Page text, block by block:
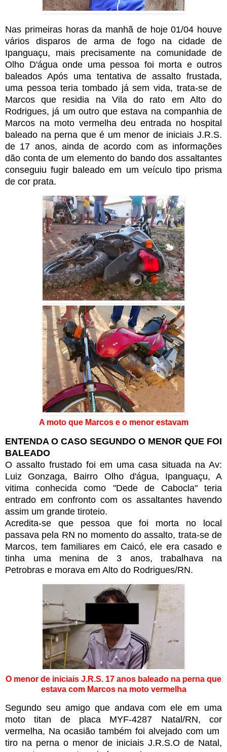
Nas primeiras horas da manhã de hoje 01/04 houve
vários disparos de arma de fogo na cidade de
Ipanguaçu, mais precisamente na comunidade de
Olho D'água onde uma pessoa foi morta e outros
baleados Após uma tentativa de assalto frustada,
uma pessoa teria tombado já sem vida, trata-se de
Marcos que residia na Vila do rato em Alto do
Rodrigues, já um outro que estava na companhia de
Marcos na moto vermelha deu entrada no hospital
baleado na perna que é um menor de iniciais J.R.S.
de 17 anos, ainda de acordo com as informações
dão conta de um elemento do bando dos assaltantes
conseguiu fugir baleado em um veículo tipo prisma
de cor prata.
A moto que Marcos e o menor estavam
ENTENDA O CASO SEGUNDO O MENOR QUE FOI
BALEADO
O assalto frustado foi em uma casa situada na Av:
Luiz Gonzaga, Bairro Olho d'água, Ipanguaçu, A
vitima conhecida como "Dede de Cabocla" teria
entrado em confronto com os assaltantes havendo
assim um grande tiroteio.
Acredita-se que pessoa que foi morta no local
passava pela RN no momento do assalto, trata-se de
Marcos, tem familiares em Caicó, ele era casado e
tinha uma menina de 3 anos, trabalhava na
Petrobras e morava em Alto do Rodrigues/RN.
O menor de iniciais J.R.S. 17 anos baleado na perna que
estava com Marcos na moto vermelha
Segundo seu amigo que andava com ele em uma
moto titan de placa MYF-4287 Natal/RN, cor
vermelha, Na ocasião também foi alvejado com um
tiro na perna o menor de iniciais J.R.S.O de Natal,